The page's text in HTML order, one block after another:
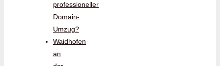
professioneller
Domain-
Umzug?
Waidhofen
an